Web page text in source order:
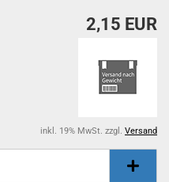
2,15 EUR
inkl. 19% MwSt. zzgl. Versand